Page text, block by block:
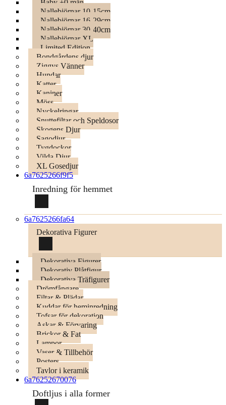
Baby +0 mån
Nallebjörnar 10-15cm
Nallebjörnar 16-29cm
Nallebjörnar 30-40cm
Nallebjörnar XL
Limited Edition
Bondgårdens djur
Ziggys Vänner
Hundar
Katter
Kaniner
Möss
Nyckelringar
Snuttefiltar och Speldosor
Skogens Djur
Sagodjur
Tygdockor
Vilda Djur
XL Gosedjur
6a7625266f9f5
Inredning för hemmet
6a7625266fa64
Dekorativa Figurer
Dekorativa Figurer
Dekorativ Plåtfigur
Dekorativa Träfigurer
Drömfångare
Filtar & Plädar
Kuddar för heminredning
Tofsar för dekoration
Askar & Förvaring
Brickor & Fat
Lampor
Vaser & Tillbehör
Posters
Tavlor i keramik
6a76252670076
Doftljus i alla former